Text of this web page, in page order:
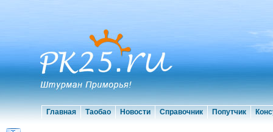
Главная Таобао Новости Справочник Попутчик